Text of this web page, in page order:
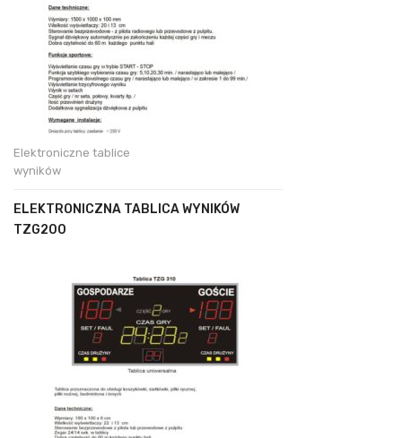
Elektroniczne tablice
wyników
ELEKTRONICZNA TABLICA WYNIKÓW
TZG200